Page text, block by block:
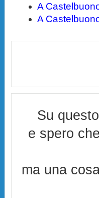
A
A
Su
e spero
ma una